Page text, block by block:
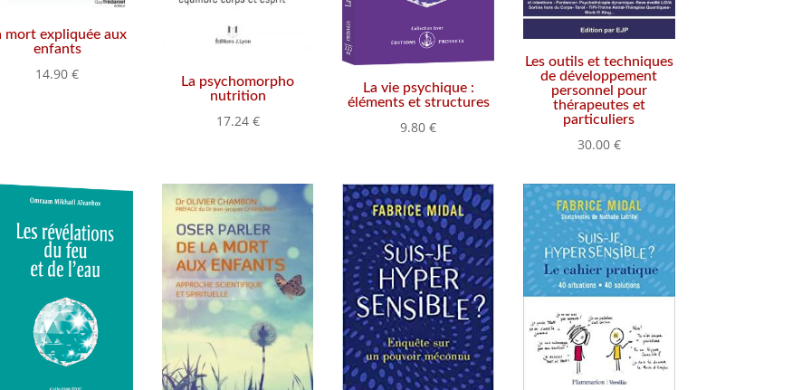
mort expliquée aux
enfants
14.90€
La psychomorpho
nutrition
17.24 €
La vie psychique :
éléments et structures
9.80€
Les outils et techniques
de développement
personnel pour
thérapeutes et
particuliers
30.00 €